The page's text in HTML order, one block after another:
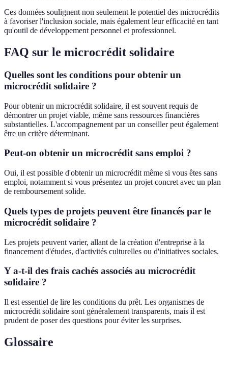
Ces données soulignent non seulement le potentiel des microcrédits
à favoriser l'inclusion sociale, mais également leur efficacité en tant
qu'outil de développement personnel et professionnel.
FAQ sur le microcrédit solidaire
Quelles sont les conditions pour obtenir un
microcrédit solidaire ?
Pour obtenir un microcrédit solidaire, il est souvent requis de
démontrer un projet viable, même sans ressources financières
substantielles. L'accompagnement par un conseiller peut également
être un critère déterminant.
Peut-on obtenir un microcrédit sans emploi ?
Oui, il est possible d'obtenir un microcrédit même si vous êtes sans
emploi, notamment si vous présentez un projet concret avec un plan
de remboursement solide.
Quels types de projets peuvent être financés par le
microcrédit solidaire ?
Les projets peuvent varier, allant de la création d'entreprise à la
financement d'études, d'activités culturelles ou d'initiatives sociales.
Y a-t-il des frais cachés associés au microcrédit
solidaire ?
Il est essentiel de lire les conditions du prêt. Les organismes de
microcrédit solidaire sont généralement transparents, mais il est
prudent de poser des questions pour éviter les surprises.
Glossaire